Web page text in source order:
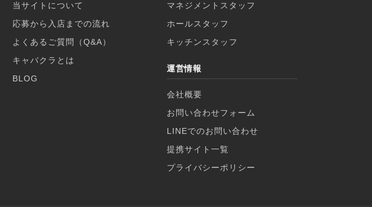
当サイトについて
応募から入店までの流れ
よくあるご質問（Q&A）
キャバクラとは
BLOG
マネジメントスタッフ
ホールスタッフ
キッチンスタッフ
運営情報
会社概要
お問い合わせフォーム
LINEでのお問い合わせ
提携サイト一覧
プライバシーポリシー